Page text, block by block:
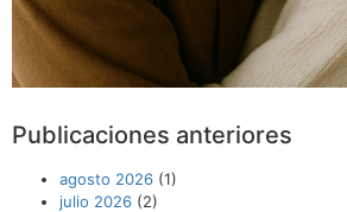
Publicaciones anteriores
agosto 2026 (1)
julio 2026 (2)